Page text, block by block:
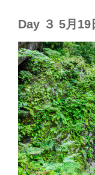
Day ３ 5月19